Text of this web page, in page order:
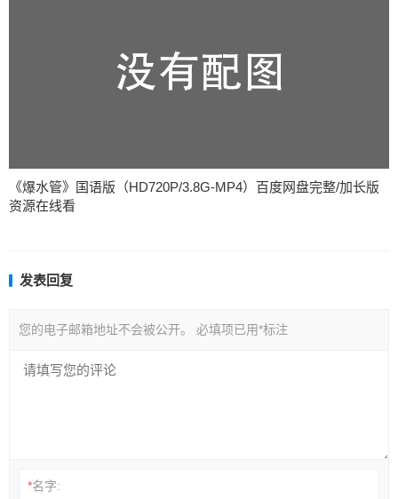
《爆水管》国语版（HD720P/3.8G-MP4）百度网盘完整/加长版
资源在线看
发表回复
您的电子邮箱地址不会被公开。 必填项已用*标注
*名字: